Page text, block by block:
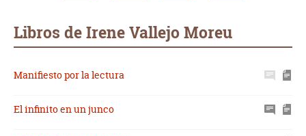
Libros de Irene Vallejo Moreu
Manifiesto por la lectura
El infinito en un junco